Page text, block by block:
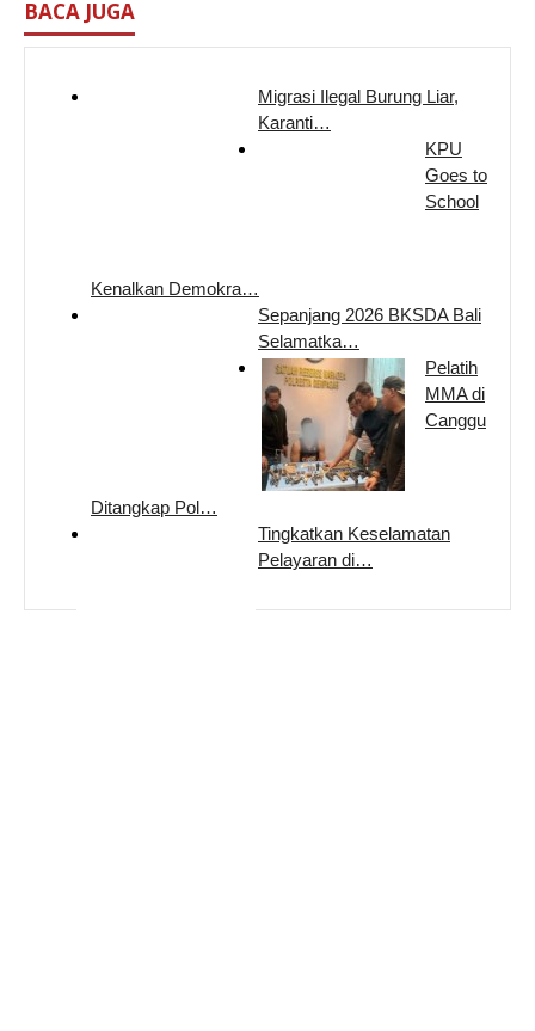
BACA JUGA
Migrasi Ilegal Burung Liar,
Karanti…
KPU
Goes to
School
Kenalkan Demokra…
Sepanjang 2026 BKSDA Bali
Selamatka…
Pelatih
MMA di
Canggu
Ditangkap Pol…
Tingkatkan Keselamatan
Pelayaran di…